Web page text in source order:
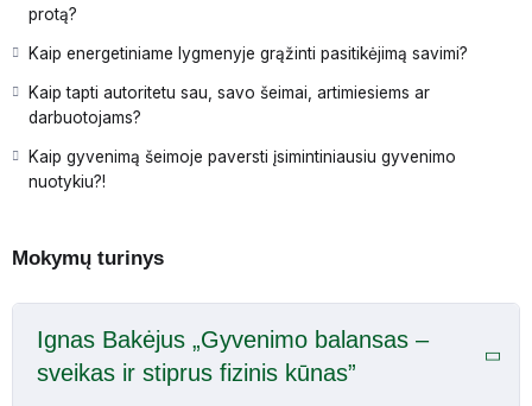
protą?
Kaip energetiniame lygmenyje grąžinti pasitikėjimą savimi?
Kaip tapti autoritetu sau, savo šeimai, artimiesiems ar
darbuotojams?
Kaip gyvenimą šeimoje paversti įsimintiniausiu gyvenimo
nuotykiu?!
Mokymų turinys
Ignas Bakėjus „Gyvenimo balansas –
sveikas ir stiprus fizinis kūnas”